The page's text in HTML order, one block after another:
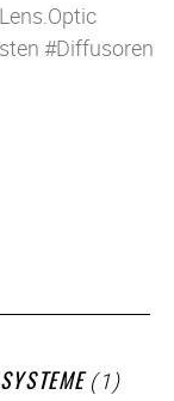
#Diffusoren
(1)